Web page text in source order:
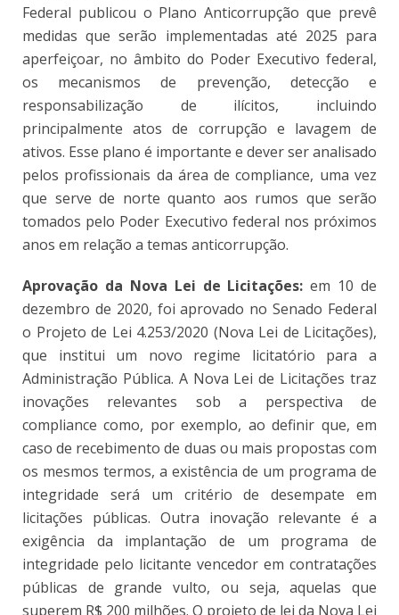
Federal publicou o Plano Anticorrupção que prevê
medidas que serão implementadas até 2025 para
aperfeiçoar, no âmbito do Poder Executivo federal,
os mecanismos de prevenção, detecção e
responsabilização de ilícitos, incluindo
principalmente atos de corrupção e lavagem de
ativos. Esse plano é importante e dever ser analisado
pelos profissionais da área de compliance, uma vez
que serve de norte quanto aos rumos que serão
tomados pelo Poder Executivo federal nos próximos
anos em relação a temas anticorrupção.
Aprovação da Nova Lei de Licitações:em 10 de
dezembro de 2020, foi aprovado no Senado Federal
o Projeto de Lei 4.253/2020 (Nova Lei de Licitações),
que institui um novo regime licitatório para a
Administração Pública. A Nova Lei de Licitações traz
inovações relevantes sob a perspectiva de
compliance como, por exemplo, ao definir que, em
caso de recebimento de duas ou mais propostas com
os mesmos termos, a existência de um programa de
integridade será um critério de desempate em
licitações públicas. Outra inovação relevante é a
exigência da implantação de um programa de
integridade pelo licitante vencedor em contratações
públicas de grande vulto, ou seja, aquelas que
superem R$ 200 milhões. O projeto de lei da Nova Lei